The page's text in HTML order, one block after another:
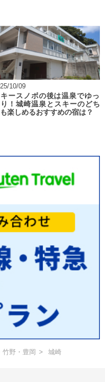
10/09
ースノボの後は温泉でゆっ
！城崎温泉とスキーのどち
楽しめるおすすめの宿は？
竹野・豊岡 城崎